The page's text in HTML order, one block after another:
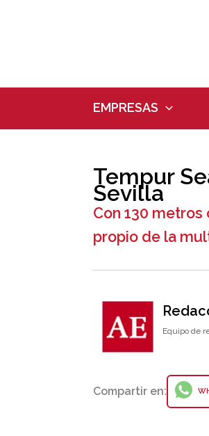
EMPRESAS
Tempur
Sevilla
Con 130
propio de la
Equipo de
Compartir en: